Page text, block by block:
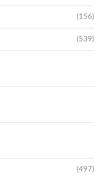
(156)
(539)
(497)